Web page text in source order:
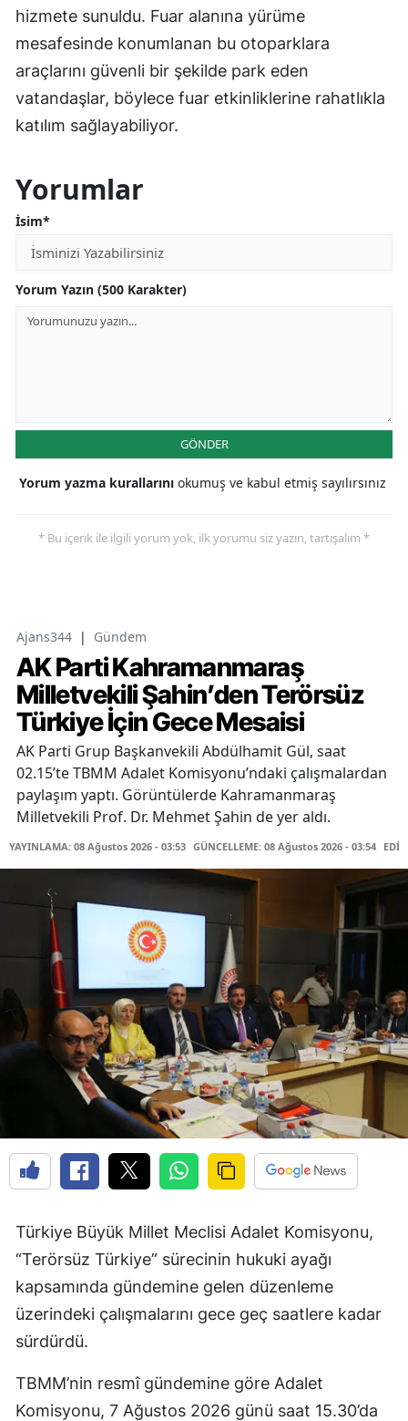
hizmete sunuldu. Fuar alanına yürüme
mesafesinde konumlanan bu otoparklara
araçlarını güvenli bir şekilde park eden
vatandaşlar, böylece fuar etkinliklerine rahatlıkla
katılım sağlayabiliyor.
Yorumlar
İsim*
Yorum Yazın (500 Karakter)
GÖNDER
Yorum yazma kurallarını okumuş ve kabul etmiş sayılırsınız
* Bu içerik ile ilgili yorum yok, ilk yorumu siz yazın, tartışalım *
Ajans344 | Gündem
AK Parti Kahramanmaraş
Milletvekili Şahin’den Terörsüz
Türkiye İçin Gece Mesaisi
AK Parti Grup Başkanvekili Abdülhamit Gül, saat
02.15’te TBMM Adalet Komisyonu’ndaki çalışmalardan
paylaşım yaptı. Görüntülerde Kahramanmaraş
Milletvekili Prof. Dr. Mehmet Şahin de yer aldı.
YAYINLAMA: 08 Ağustos 2026 - 03:53 GÜNCELLEME: 08 Ağustos 2026 - 03:54
Türkiye Büyük Millet Meclisi Adalet Komisyonu,
“Terörsüz Türkiye” sürecinin hukuki ayağı
kapsamında gündemine gelen düzenleme
üzerindeki çalışmalarını gece geç saatlere kadar
sürdürdü.
TBMM’nin resmî gündemine göre Adalet
Komisyonu, 7 Ağustos 2026 günü saat 15.30’da